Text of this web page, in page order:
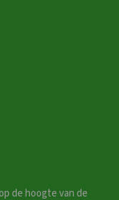
de hoogte van de